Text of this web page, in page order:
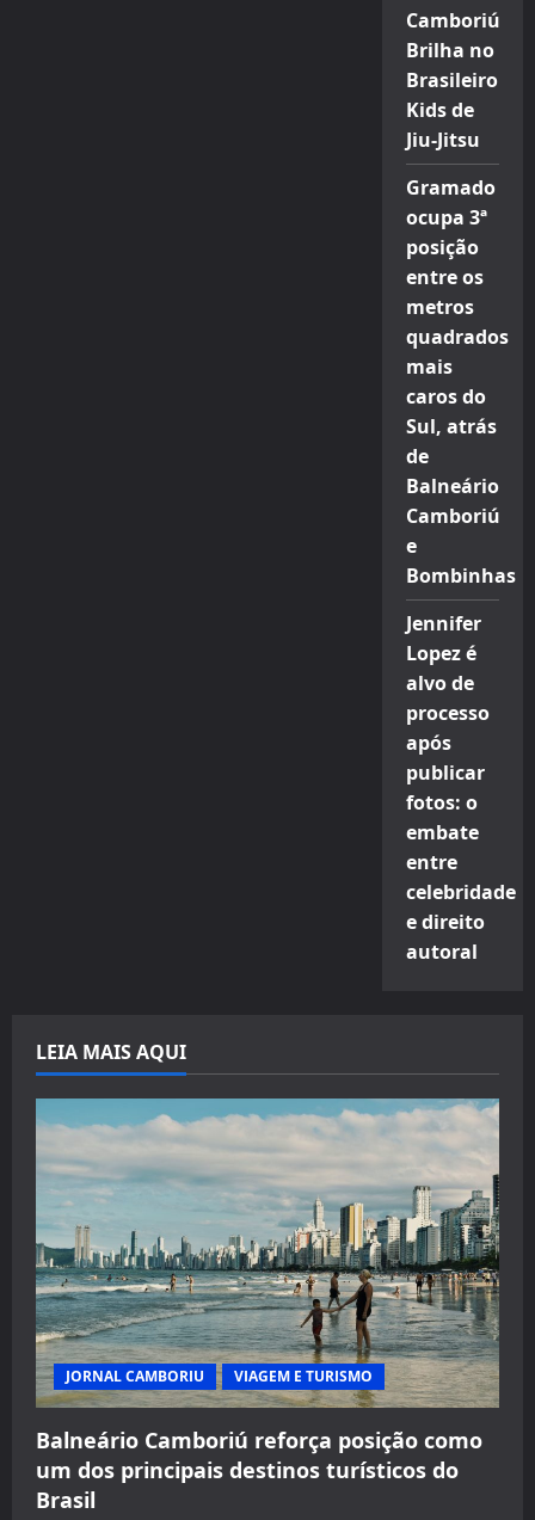
Camboriú
Brilha no
Brasileiro
Kids de
Jiu-Jitsu
Gramado
ocupa 3ª
posição
entre os
metros
quadrados
mais
caros do
Sul, atrás
de
Balneário
Camboriú
e
Bombinhas
Jennifer
Lopez é
alvo de
processo
após
publicar
fotos: o
embate
entre
celebridade
e direito
autoral
LEIA MAIS AQUI
JORNAL CAMBORIU VIAGEM E TURISMO
Balneário Camboriú reforça posição como
um dos principais destinos turísticos do
Brasil